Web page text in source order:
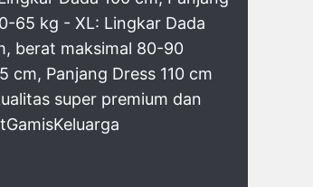
65 kg - XL: Lingkar Dada
berat maksimal 80-90
Panjang Dress 110 cm
super premium dan